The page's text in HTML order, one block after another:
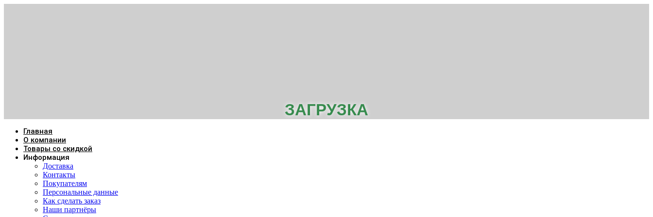
ЗАГРУЗКА
Главная
О компании
Товары со скидкой
Информация
Доставка
Контакты
Покупателям
Персональные данные
Как сделать заказ
Наши партнёры